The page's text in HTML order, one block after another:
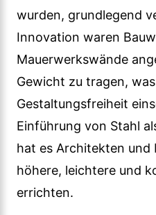
wurden, grundlegend
Innovation waren
Mauerwerkswände
Gewicht zu tragen,
Gestaltungsfreiheit
Einführung von Stahl
hat es Architekten und
höhere, leichtere und
errichten.